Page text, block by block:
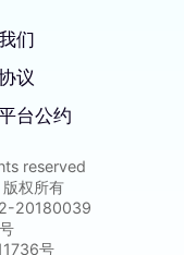
们
议
台公约
reserved
权所有
20180039
号